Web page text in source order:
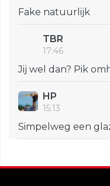
Fake natuurlijk
TBR
17:46
Jij wel dan? Pik
HP
15:13
Simpelweg een